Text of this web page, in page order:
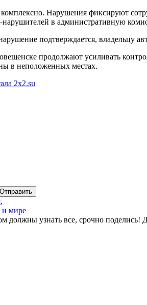
комплексно. Нарушения фиксируют
нарушителей в административную
подтверждается, владельцу
продолжают усиливать
в неположенных местах.
2x2.su
,
и мире
должны узнать все, срочно поделись!